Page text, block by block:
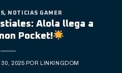
, NOTICIAS GAMER
Alola llega a
Pocket!
2025 POR LINKINGDOM